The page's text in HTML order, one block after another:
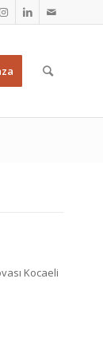
Kocaeli